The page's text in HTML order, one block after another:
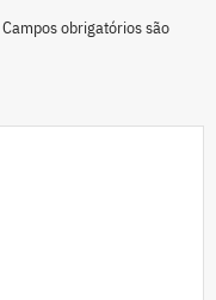
Campos obrigatórios são